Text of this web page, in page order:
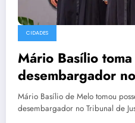
CIDADES
Mário Basílio
desembargador no
Mário Basílio de Melo tomou
desembargador no Tribunal de